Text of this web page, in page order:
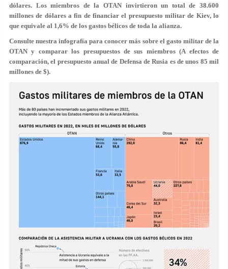
dólares. Los miembros de la OTAN invirtieron un total de 38.600
millones de dólares a fin de financiar el presupuesto militar de Kiev, lo
que equivale al 1,6% de los gastos bélicos de toda la alianza.
Consulte nuestra infografía para conocer más sobre el gasto militar de la
OTAN y comparar los presupuestos de sus miembros (A efectos de
comparación, el presupuesto anual de Defensa de Rusia es de unos 85 mil
millones de $).